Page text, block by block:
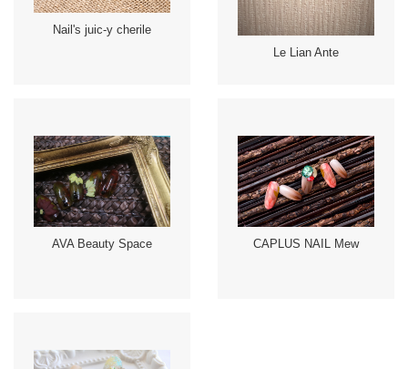
Nail's juic-y cherile
Le Lian Ante
AVA Beauty Space CAPLUS NAIL Mew